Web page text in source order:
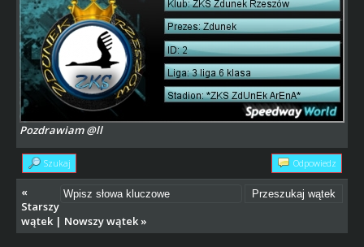
Pozdrawiam @ll
Szukaj Odpowiedz
«
Starszy
wątek| Nowszy wątek»